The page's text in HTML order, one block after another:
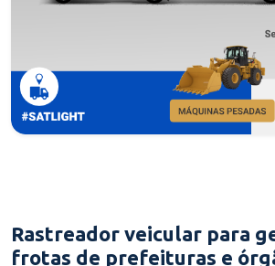
Rastreador veicular para
frotas de prefeituras e